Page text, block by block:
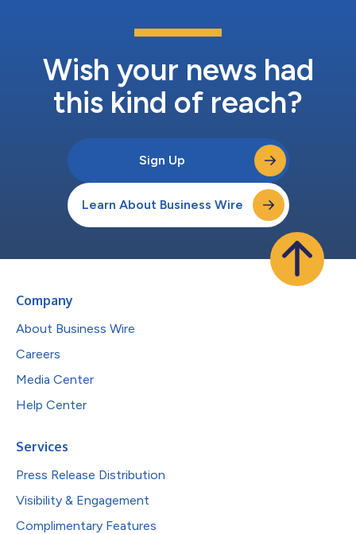
るため、年間9,000万個超の製品を生産しています。 「ホイッ
トマンは60年にわたり、私の祖父母が当社を創業して以来、エ
プ、品質、イノベーションを体現してきました」と、エスティ
ローダー カンパニーズの取締...
Wish your news had
this kind of reach?
Sign Up
Learn About Business Wire
Company
About Business Wire
Careers
Media Center
Help Center
Services
Press Release Distribution
Visibility & Engagement
Complimentary Features